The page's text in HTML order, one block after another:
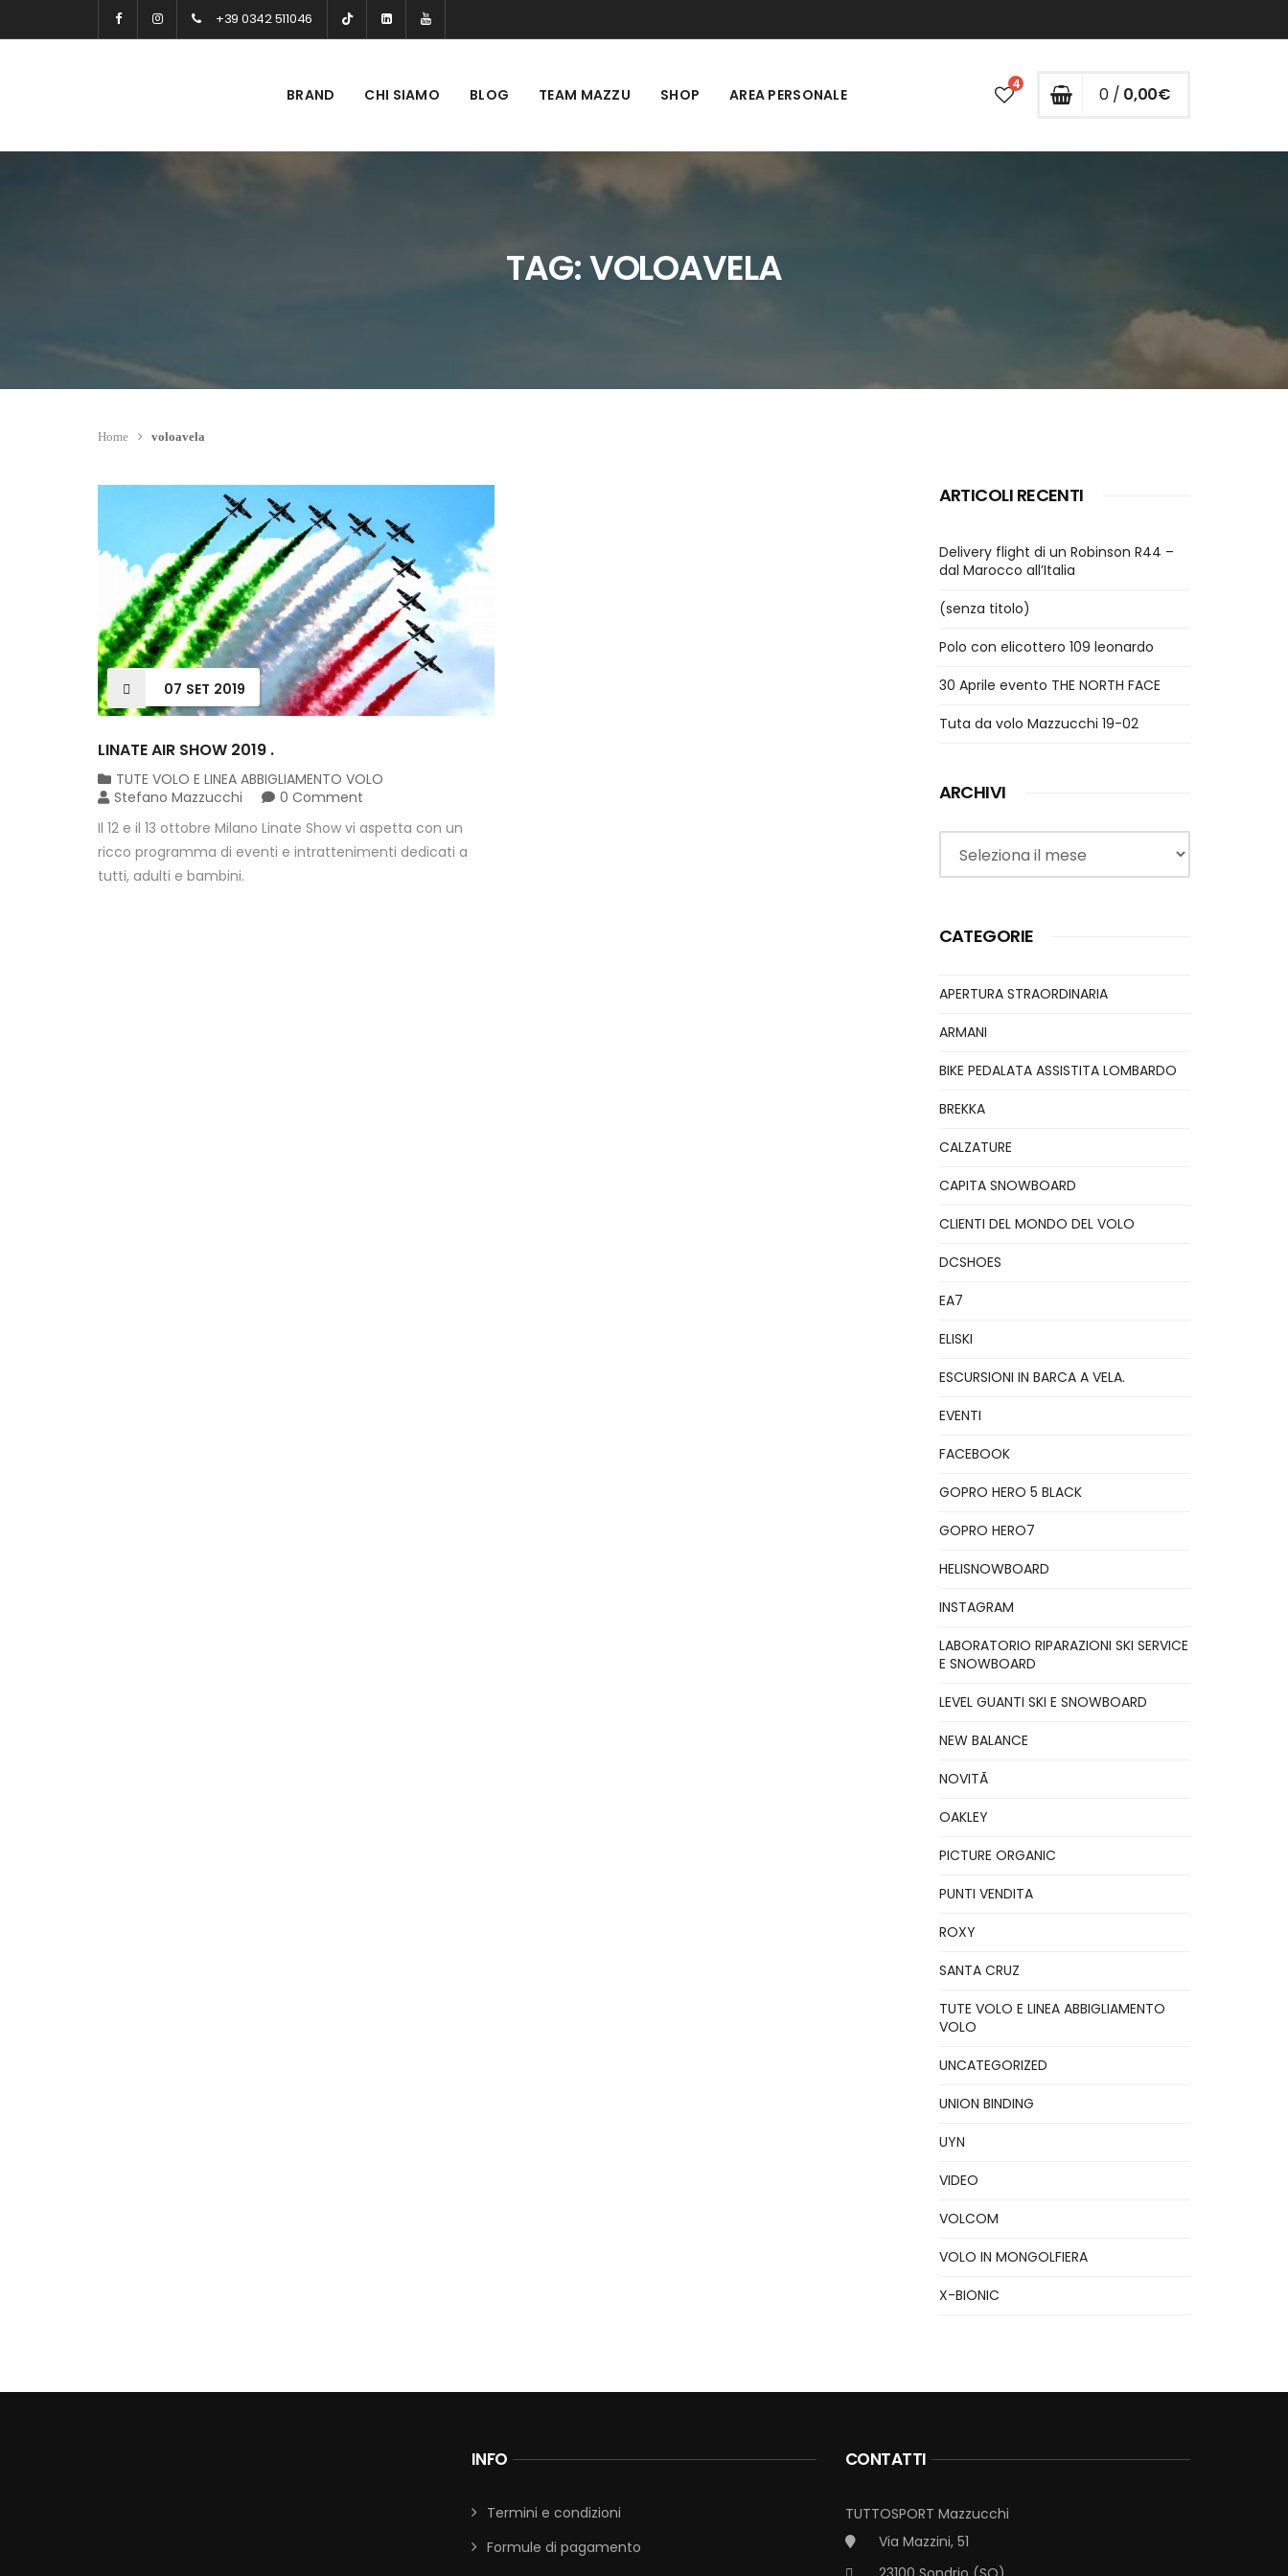
+39 0342 511046
BRAND CHI SIAMO BLOG TEAM MAZZU SHOP AREA PERSONALE
4 0 / 0,00€
TAG:VOLOAVELA
Home voloavela
07 SET 2019
LINATE AIR SHOW 2019 .
TUTE VOLO E LINEA ABBIGLIAMENTO VOLO
Stefano Mazzucchi
0 Comment
Il 12 e il 13 ottobre Milano Linate Show vi aspetta con un
ricco programma di eventi e intrattenimenti dedicati a
tutti, adulti e bambini.
ARTICOLI RECENTI
Delivery flight di un Robinson R44 –
dal Marocco all’Italia
(senza titolo)
Polo con elicottero 109 leonardo
30 Aprile evento THE NORTH FACE
Tuta da volo Mazzucchi 19-02
ARCHIVI
Archivi
CATEGORIE
APERTURA STRAORDINARIA
ARMANI
BIKE PEDALATA ASSISTITA LOMBARDO
BREKKA
CALZATURE
CAPITA SNOWBOARD
CLIENTI DEL MONDO DEL VOLO
DCSHOES
EA7
ELISKI
ESCURSIONI IN BARCA A VELA.
EVENTI
FACEBOOK
GOPRO HERO 5 BLACK
GOPRO HERO7
HELISNOWBOARD
INSTAGRAM
LABORATORIO RIPARAZIONI SKI SERVICE
E SNOWBOARD
LEVEL GUANTI SKI E SNOWBOARD
NEW BALANCE
NOVITÃ
OAKLEY
PICTURE ORGANIC
PUNTI VENDITA
ROXY
SANTA CRUZ
TUTE VOLO E LINEA ABBIGLIAMENTO
VOLO
UNCATEGORIZED
UNION BINDING
UYN
VIDEO
VOLCOM
VOLO IN MONGOLFIERA
X-BIONIC
INFO
Termini e condizioni
Formule di pagamento
CONTATTI
TUTTOSPORT Mazzucchi
Via Mazzini, 51